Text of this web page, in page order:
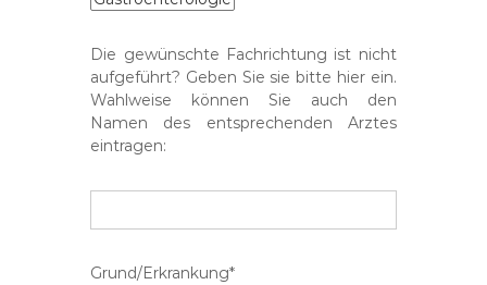
Die gewünschte Fachrichtung ist nicht
aufgeführt? Geben Sie sie bitte hier ein.
Wahlweise können Sie auch den
Namen des entsprechenden Arztes
eintragen:
Grund/Erkrankung*